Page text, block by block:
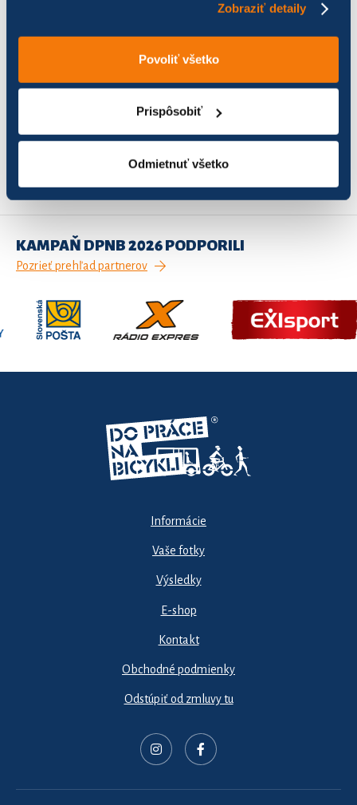
Zobraziť detaily
Povoliť všetko
Prispôsobiť
Odmietnuť všetko
Ohnivé strely 123 38 53,21
Predchádzajúca 1
KAMPAŇ DPNB 2026 PODPORILI
Pozrieť prehľad partnerov
Informácie
Vaše fotky
Výsledky
E-shop
Kontakt
Obchodné podmienky
Odstúpiť od zmluvy tu